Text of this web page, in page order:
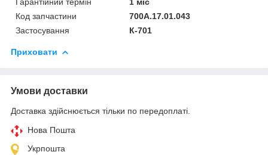
Код запчастини
700А.17.01.043
Застосування
К-701
Приховати
Умови доставки
Доставка здійснюється тільки по передоплаті.
Нова Пошта
Укрпошта